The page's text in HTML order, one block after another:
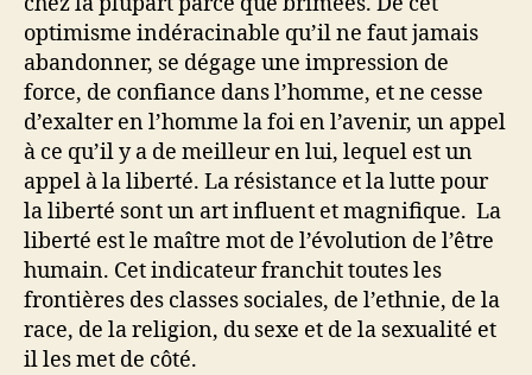
optimisme indéracinable qu’il ne faut jamais
abandonner, se dégage une impression de
force, de confiance dans l’homme, et ne cesse
d’exalter en l’homme la foi en l’avenir, un appel
à ce qu’il y a de meilleur en lui, lequel est un
appel à la liberté. La résistance et la lutte pour
la liberté sont un art influent et magnifique. La
liberté est le maître mot de l’évolution de l’être
humain. Cet indicateur franchit toutes les
frontières des classes sociales, de l’ethnie, de la
race, de la religion, du sexe et de la sexualité et
il les met de côté.